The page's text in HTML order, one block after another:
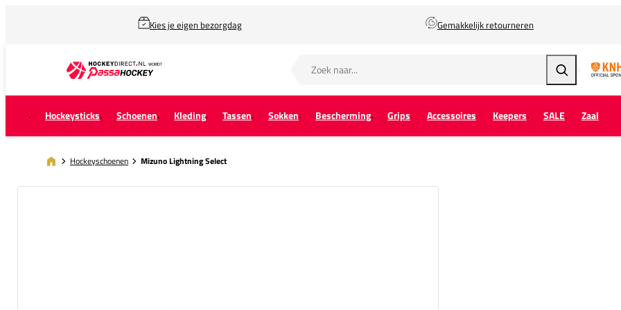
Kies je eigen bezorgdag Gemakkelijk retourneren
Zoeken
Hockeysticks Schoenen Kleding Tassen Sokken Bescherming Grips Accessoires Keepers SALE Zaal
Hockeyschoenen Mizuno Lightning Select